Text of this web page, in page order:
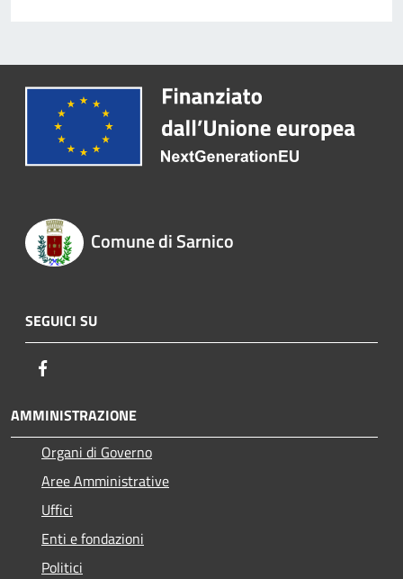
Comune di Sarnico
SEGUICI SU
AMMINISTRAZIONE
Organi di Governo
Aree Amministrative
Uffici
Enti e fondazioni
Politici